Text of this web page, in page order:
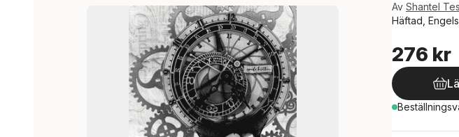
Av Shantel
Häftad,
276 kr